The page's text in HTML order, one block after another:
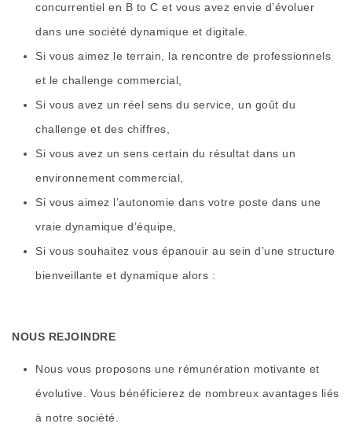
concurrentiel en B to C et vous avez envie d’évoluer
dans une société dynamique et digitale.
Si vous aimez le terrain, la rencontre de professionnels
et le challenge commercial,
Si vous avez un réel sens du service, un goût du
challenge et des chiffres,
Si vous avez un sens certain du résultat dans un
environnement commercial,
Si vous aimez l’autonomie dans votre poste dans une
vraie dynamique d’équipe,
Si vous souhaitez vous épanouir au sein d’une structure
bienveillante et dynamique alors :
NOUS REJOINDRE
Nous vous proposons une rémunération motivante et
évolutive. Vous bénéficierez de nombreux avantages liés
à notre société.